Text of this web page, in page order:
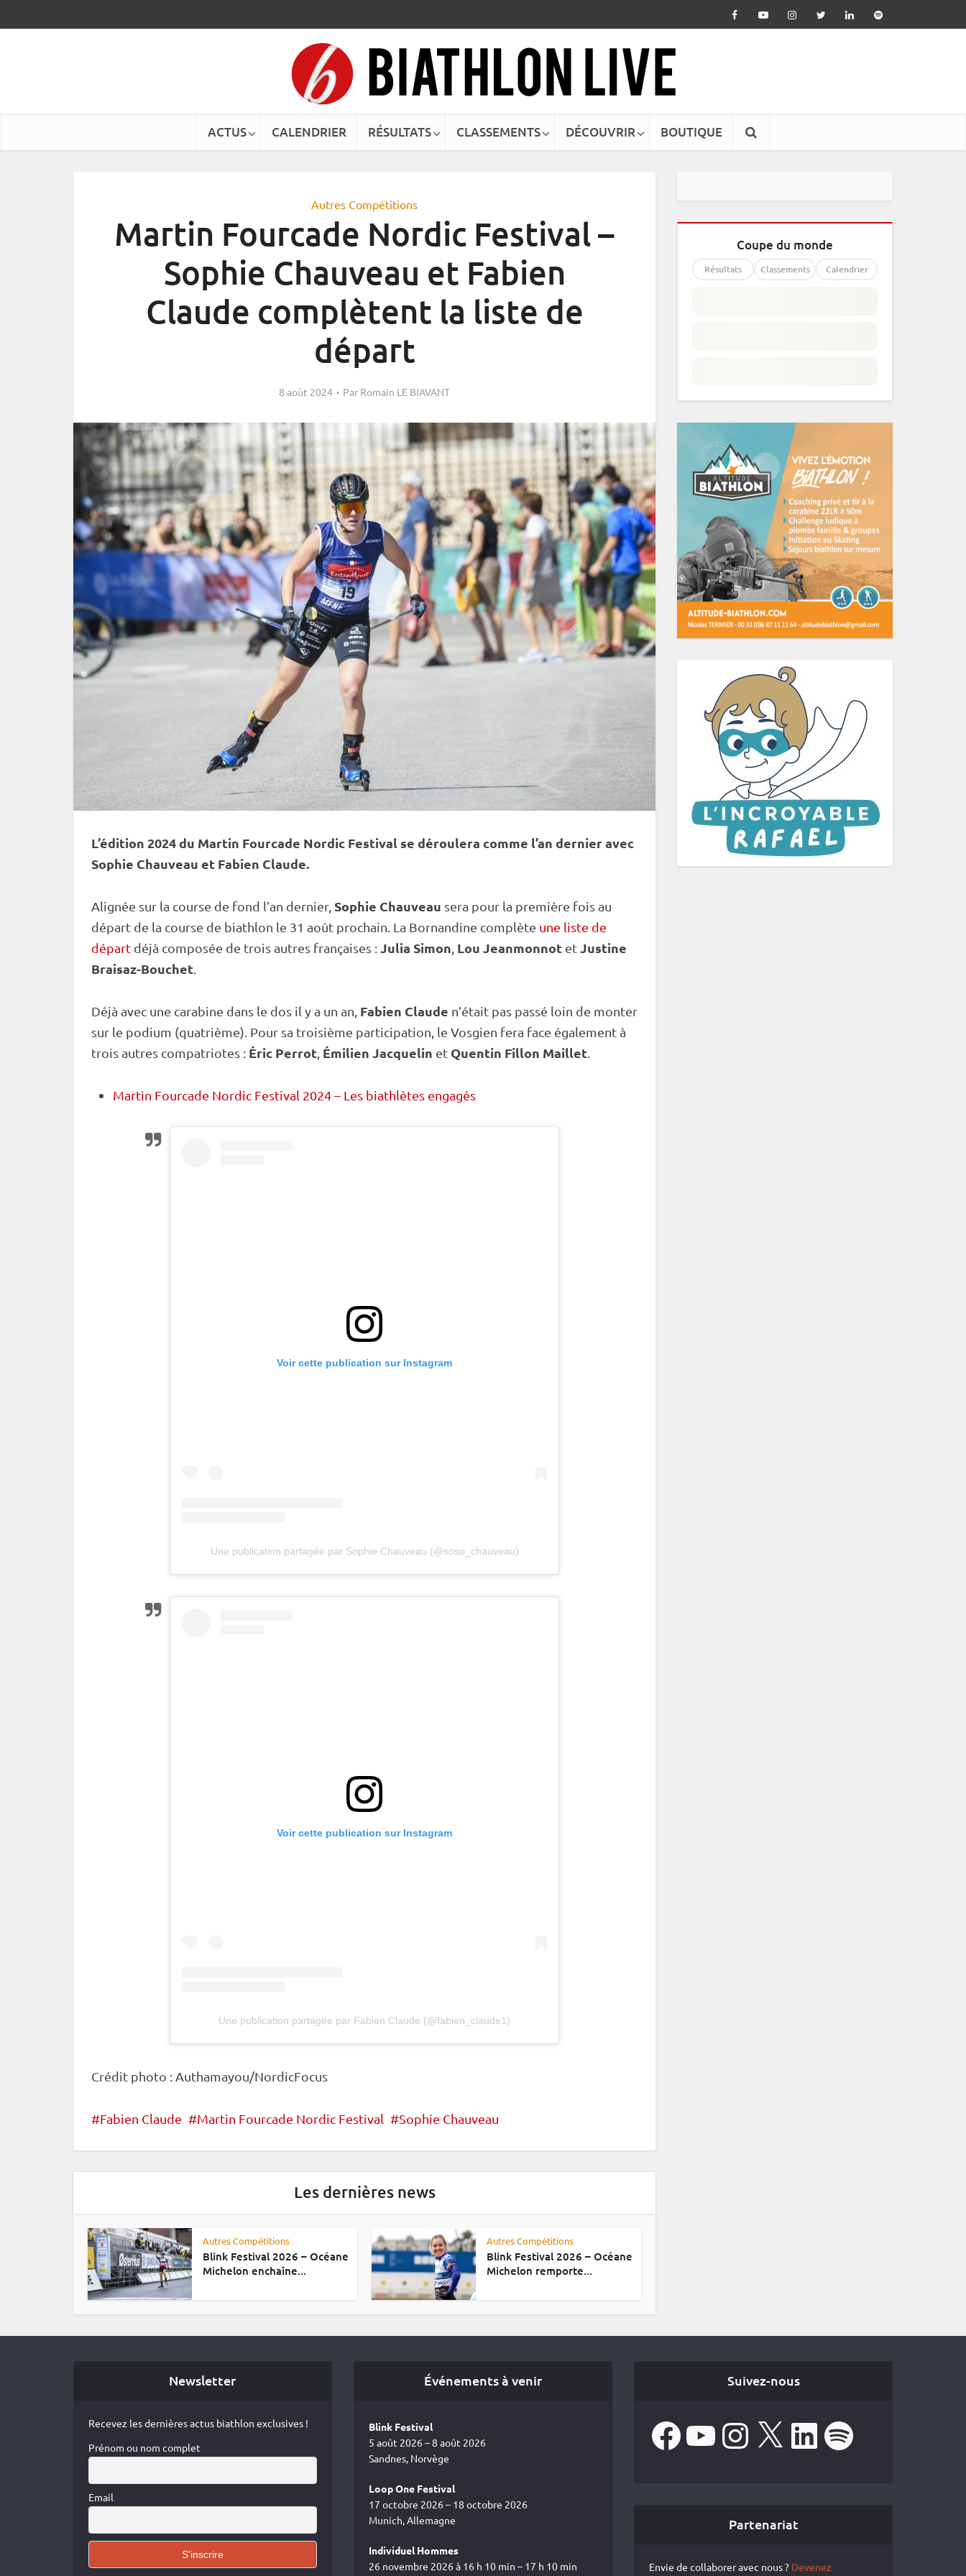
ACTUS CALENDRIER RÉSULTATS CLASSEMENTS DÉCOUVRIR BOUTIQUE
Autres Compétitions
Martin Fourcade Nordic Festival –
Sophie Chauveau et Fabien
Claude complètent la liste de
départ
8 août 2024 Par Romain LE BIAVANT
L’édition 2024 du Martin Fourcade Nordic Festival se déroulera comme l’an dernier avec
Sophie Chauveau et Fabien Claude.
Alignée sur la course de fond l’an dernier, Sophie Chauveau sera pour la première fois au
départ de la course de biathlon le 31 août prochain. La Bornandine complète une liste de
départ déjà composée de trois autres françaises :Julia Simon Lou Jeanmonnot etJustine
Braisaz-Bouchet
Déjà avec une carabine dans le dos il y a un an, Fabien Claude n’était pas passé loin de monter
sur le podium (quatrième). Pour sa troisième participation, le Vosgien fera face également à
trois autres compatriotes : Éric Perrot Émilien Jacquelin et Quentin Fillon Maillet
Martin Fourcade Nordic Festival 2024 – Les biathlètes engagés
Voir cette publication sur Instagram
Une publication partagée par Sophie Chauveau (@soso_chauveau)
Voir cette publication sur Instagram
Une publication partagée par Fabien Claude (@fabien_claude1)
Crédit photo : Authamayou/NordicFocus
Fabien Claude Martin Fourcade Nordic Festival Sophie Chauveau
Les dernières news
Autres Compétitions
Blink Festival 2026 – Océane
Michelon enchaîne...
Autres Compétitions
Blink Festival 2026 – Océane
Michelon remporte...
Coupe du monde
Résultats Classements Calendrier
Newsletter
Recevez les dernières actus biathlon exclusives !
Prénom ou nom complet
Email
Événements à venir
Blink Festival
5 août 2026 – 8 août 2026
Sandnes, Norvège
Loop One Festival
17 octobre 2026 – 18 octobre 2026
Munich, Allemagne
Individuel Hommes
26 novembre 2026 à 16 h 10 min – 17 h 10 min
Suivez-nous
FacebookYouTube Instagram
X LinkedIn Spotify
Partenariat
Envie de collaborer avec nous ? Devenez